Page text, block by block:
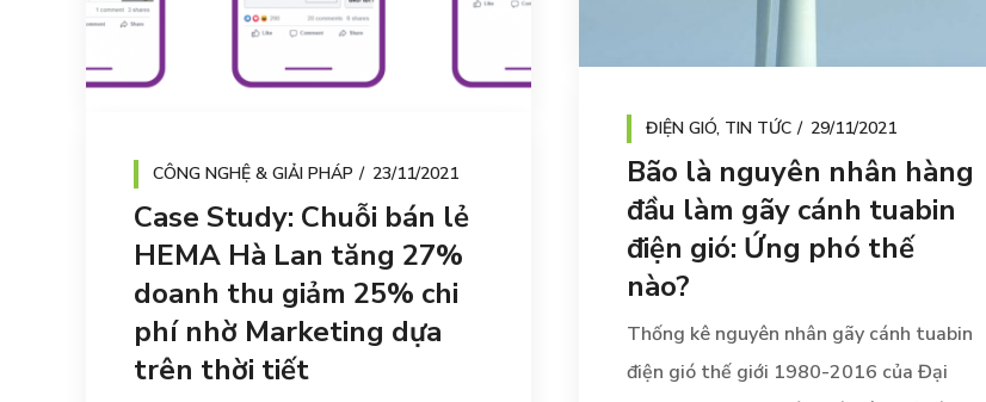
ĐIỆN GIÓ, TIN TỨC 29/11/2021
Bão là nguyên nhân hàng
đầu làm gãy cánh tuabin
điện gió: Ứng phó thế
nào?
Thống kê nguyên nhân gãy cánh tuabin
điện gió thế giới 1980-2016 của Đại
CÔNG NGHỆ & GIẢI PHÁP 23/11/2021
Case Study: Chuỗi bán lẻ
HEMA Hà Lan tăng 27%
doanh thu giảm 25% chi
phí nhờ Marketing dựa
trên thời tiết